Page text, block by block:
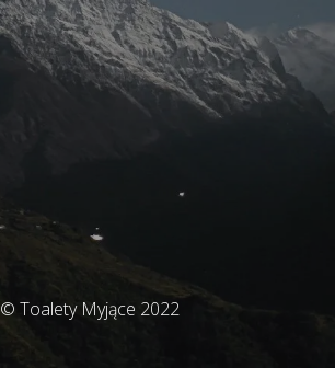
© Toalety Myjące 2022